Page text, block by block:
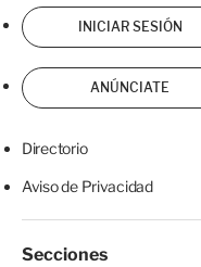
INICIAR SESIÓN
ANÚNCIATE
Directorio
Aviso de Privacidad
Secciones